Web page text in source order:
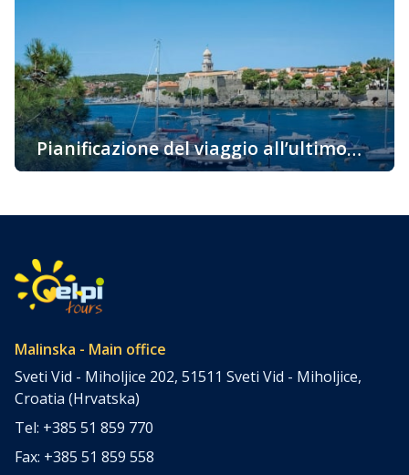
soleggiata, la cosiddetta isola d’Oro è una delle
destinazioni attraenti per i turisti grazie alla sua ricca e
variegata offerta […]
Pianificazione del viaggio all’ultimo
momento – l’isola di Krk
ci sono avventurieri a cui non importa come arrivare a
andare spontaneamente al loro viaggio. Ma anche tra noi
ci sono quelli che, a causa di vari obblighi, semplicemente
non sono […]
Malinska - Main office
Sveti Vid - Miholjice 202, 51511 Sveti Vid - Miholjice,
Croatia (Hrvatska)
Tel: +385 51 859 770
Fax: +385 51 859 558